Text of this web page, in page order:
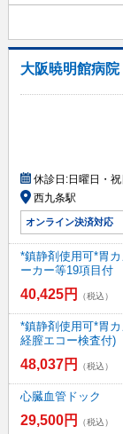
大阪暁明館病院
休診日:日曜日・祝
西九条駅
オンライン決済対応
*鎮静剤使用可*胃
ーカー等19項目付
40,425円 （税込）
*鎮静剤使用可*胃
経膣エコー検査付)
48,037円 （税込）
心臓血管ドック
29,500円 （税込）